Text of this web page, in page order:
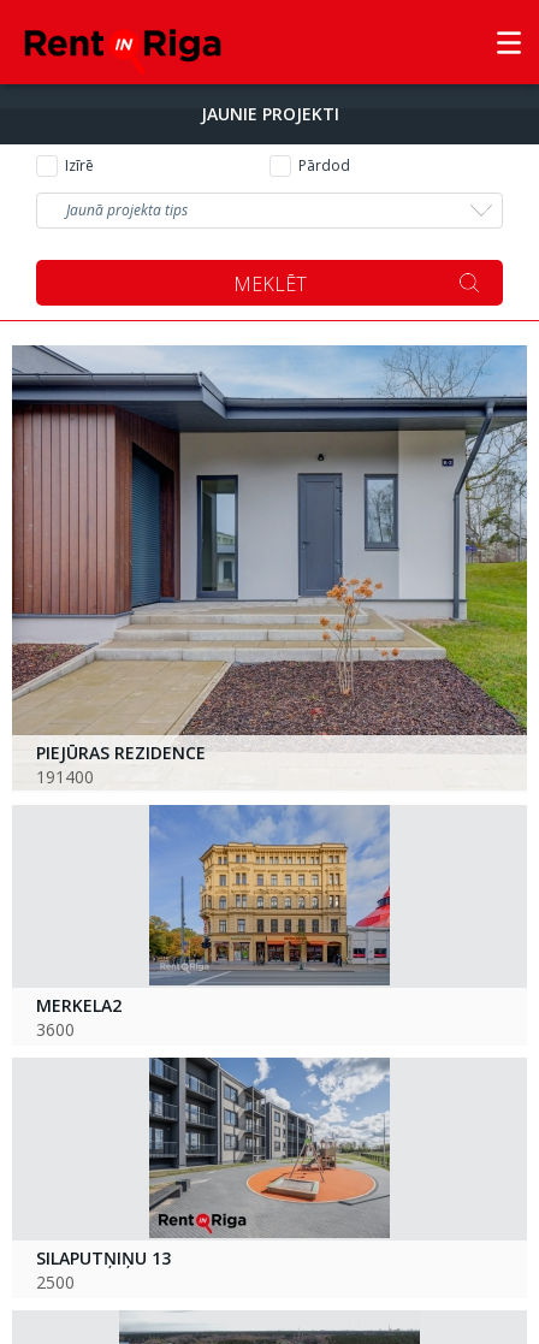
JAUNIE PROJEKTI
Jaunā projekta tips
Izīrē Pārdod
MEKLĒT
PIEJŪRAS REZIDENCE
191400
MERKELA2
3600
SILAPUTŅIŅU 13
2500